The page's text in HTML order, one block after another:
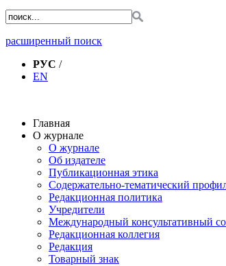
расширенный поиск
РУС /
EN
Главная
О журнале
О журнале
Об издателе
Публикационная этика
Содержательно-тематический
Редакционная политика
Учредители
Международный консультативный
Редакционная коллегия
Редакция
Товарный знак